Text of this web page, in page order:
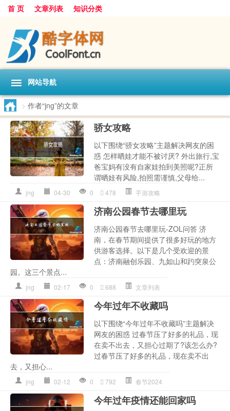
首 页 文章列表 知识分类
网站导航
> 作者“jng”的文章
骄女攻略
以下围绕“骄女攻略”主题解决网友的困
惑 怎样晒娃才能不被讨厌? 外出旅行,宝
爸宝妈有没有自家娃拍到美照呢?正所
谓晒娃有风险,拍照需谨慎,父母给...
jng 04-30 0 478 手游攻略
济南公园春节去哪里玩
济南公园春节去哪里玩-ZOL问答 济
南，在春节期间提供了很多好玩的地方
供游客选择。以下是几个受欢迎的景
点：济南融创乐园、九如山和趵突泉公
园。这三个景点...
jng 02-17 0 688 文章列表
今年过年不收藏吗
以下围绕“今年过年不收藏吗”主题解决
网友的困惑 过春节压了好多的礼品，现
在卖不出去，又担心过期了?该怎么办?
过春节压了好多的礼品，现在卖不出
去，又担心...
jng 02-12 0 792 春节2024
今年过年疫情还能回家吗